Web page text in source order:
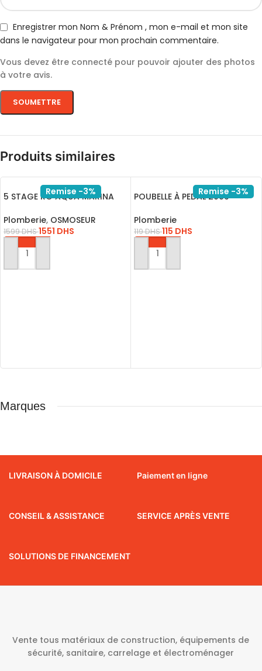
Enregistrer mon Nom & Prénom , mon e-mail et mon site
dans le navigateur pour mon prochain commentaire.
Vous devez être connecté pour pouvoir ajouter des photos
à votre avis.
Produits similaires
Remise -3%
5 STAGE RO AQUA MARINA
Plomberie, OSMOSEUR
1599DHS1551 DHS
AJOUTER AU PANIER
Remise -3%
POUBELLE À PEDAL 2000
Plomberie
119DHS115 DHS
AJOUTER AU PANIER
Marques
LIVRAISON À DOMICILE Paiement en ligne
CONSEIL & ASSISTANCE SERVICE APRÈS VENTE
SOLUTIONS DE FINANCEMENT
Vente tous matériaux de construction, équipements de
sécurité, sanitaire, carrelage et électroménager